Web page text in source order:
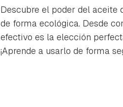
Descubre el poder del aceite
de forma ecológica. Desde
efectivo es la elección
¡Aprende a usarlo de forma